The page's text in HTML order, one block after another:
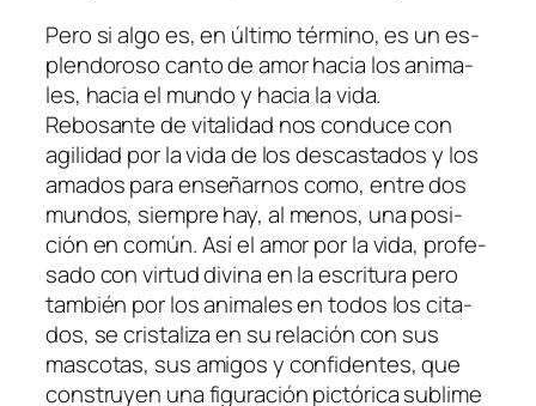
Pero si al­go es, en úl­ti­mo tér­mino, es un es­
plen­do­ro­so can­to de amor ha­cia los ani­ma­
les, ha­cia el mun­do y ha­cia la vi­da.
Rebosante de vi­ta­li­dad nos con­du­ce con
agi­li­dad por la vi­da de los des­cas­ta­dos y los
ama­dos pa­ra en­se­ñar­nos co­mo, en­tre dos
mun­dos, siem­pre hay, al me­nos, una po­si­
ción en co­mún. Así el amor por la vi­da, pro­fe­
sa­do con vir­tud di­vi­na en la es­cri­tu­ra pe­ro
tam­bién por los ani­ma­les en to­dos los ci­ta­
dos, se cris­ta­li­za en su re­la­ción con sus
mas­co­tas, sus ami­gos y con­fi­den­tes, que
cons­tru­yen una fi­gu­ra­ción pic­tó­ri­ca su­bli­me